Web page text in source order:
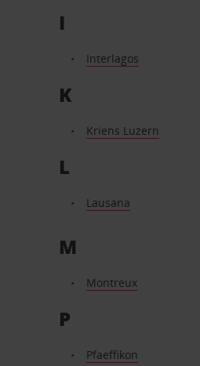
I
Interlagos
K
Kriens Luzern
L
Lausana
M
Montreux
P
Pfaeffikon